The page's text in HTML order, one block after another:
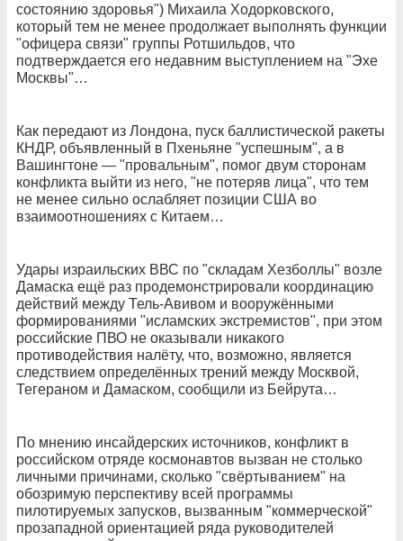
состоянию здоровья") Михаила Ходорковского,
который тем не менее продолжает выполнять функции
"офицера связи" группы Ротшильдов, что
подтверждается его недавним выступлением на "Эхе
Москвы"…
Как передают из Лондона, пуск баллистической ракеты
КНДР, объявленный в Пхеньяне "успешным", а в
Вашингтоне — "провальным", помог двум сторонам
конфликта выйти из него, "не потеряв лица", что тем
не менее сильно ослабляет позиции США во
взаимоотношениях с Китаем…
Удары израильских ВВС по "складам Хезболлы" возле
Дамаска ещё раз продемонстрировали координацию
действий между Тель-Авивом и вооружёнными
формированиями "исламских экстремистов", при этом
российские ПВО не оказывали никакого
противодействия налёту, что, возможно, является
следствием определённых трений между Москвой,
Тегераном и Дамаском, сообщили из Бейрута…
По мнению инсайдерских источников, конфликт в
российском отряде космонавтов вызван не столько
личными причинами, сколько "свёртыванием" на
обозримую перспективу всей программы
пилотируемых запусков, вызванным "коммерческой"
прозападной ориентацией ряда руководителей